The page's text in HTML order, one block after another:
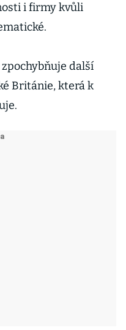
i firmy kvůli
další
Británie, která k